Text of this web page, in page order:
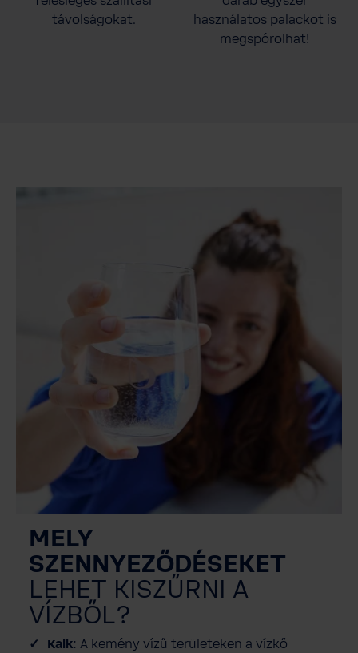
távolságokat.
használatos palackot is
megspórolhat!
MELY
SZENNYEZŐDÉSEKET
LEHET KISZŰRNI A
VÍZBŐL?
Kalk: A kemény vízű területeken a vízkő